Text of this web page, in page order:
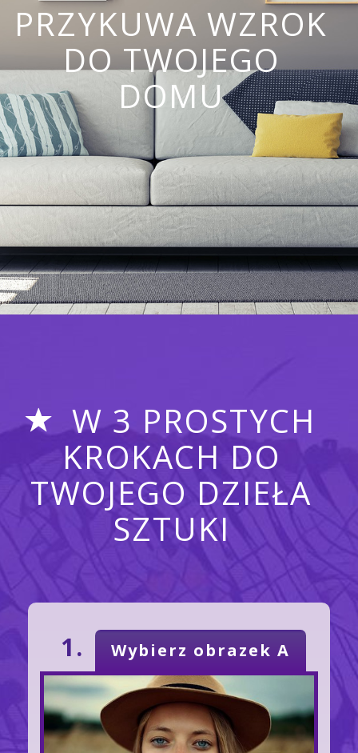
PRZYKUWA WZROK
DO TWOJEGO
DOMU
W 3 PROSTYCH
KROKACH DO
TWOJEGO DZIEŁA
SZTUKI
1. Wybierz obrazek A